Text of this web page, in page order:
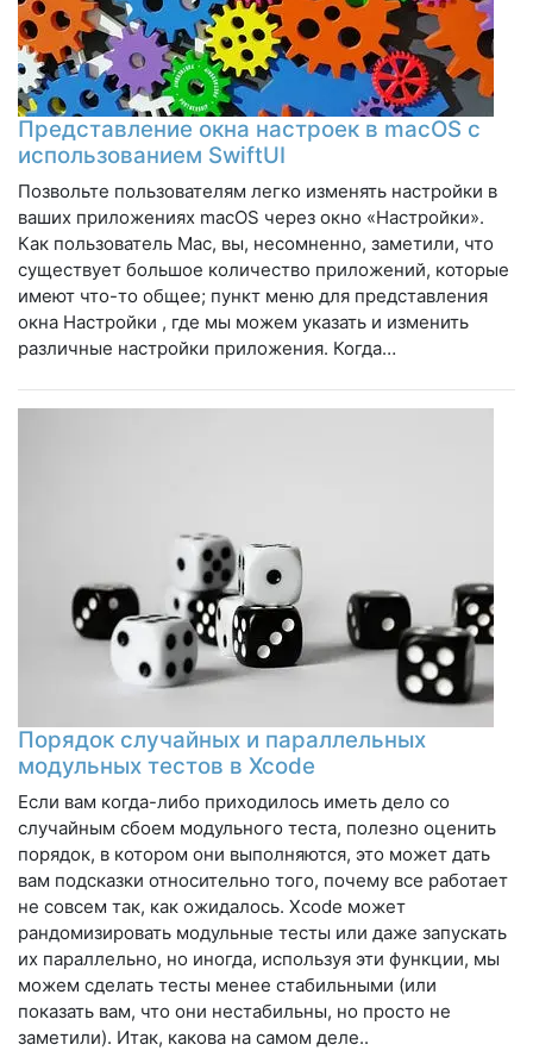
Представление окна настроек в macOS с
использованием SwiftUI
Позвольте пользователям легко изменять настройки в
ваших приложениях macOS через окно «Настройки».
Как пользователь Mac, вы, несомненно, заметили, что
существует большое количество приложений, которые
имеют что-то общее; пункт меню для представления
окна Настройки , где мы можем указать и изменить
различные настройки приложения. Когда…
Порядок случайных и параллельных
модульных тестов в Xcode
Если вам когда-либо приходилось иметь дело со
случайным сбоем модульного теста, полезно оценить
порядок, в котором они выполняются, это может дать
вам подсказки относительно того, почему все работает
не совсем так, как ожидалось. Xcode может
рандомизировать модульные тесты или даже запускать
их параллельно, но иногда, используя эти функции, мы
можем сделать тесты менее стабильными (или
показать вам, что они нестабильны, но просто не
заметили). Итак, какова на самом деле..